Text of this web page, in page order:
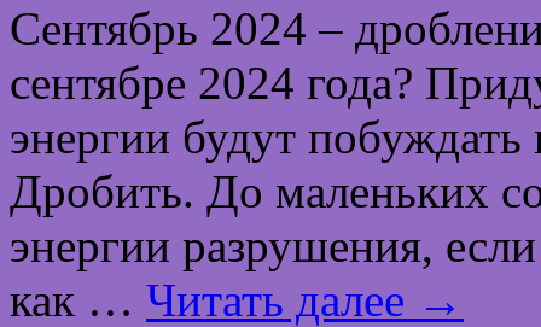
Сентябрь 2024 –
сентябре 2024 года?
энергии будут побуждать
Дробить. До маленьких
энергии разрушения,
как … Читать далее →